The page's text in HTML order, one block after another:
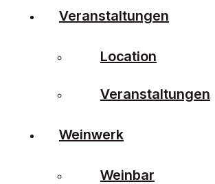
Veranstaltungen
Location
Veranstaltungen
Weinwerk
Weinbar